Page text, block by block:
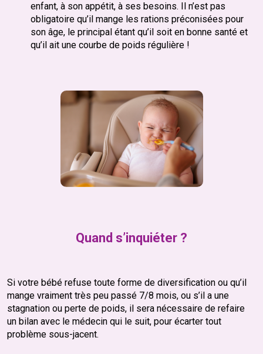
enfant, à son appétit, à ses besoins. Il n’est pas
obligatoire qu’il mange les rations préconisées pour
son âge, le principal étant qu’il soit en bonne santé et
qu’il ait une courbe de poids régulière !
Quand s’inquiéter ?
Si votre bébé refuse toute forme de diversification ou qu’il
mange vraiment très peu passé 7/8 mois, ou s’il a une
stagnation ou perte de poids, il sera nécessaire de refaire
un bilan avec le médecin qui le suit, pour écarter tout
problème sous-jacent.